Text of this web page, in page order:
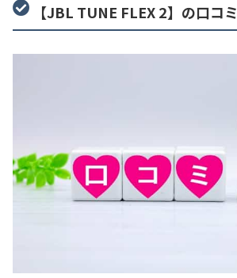
【JBL TUNE FLEX 2】の口コミ